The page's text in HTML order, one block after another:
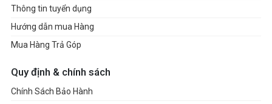
Thông tin tuyển dụng
Hướng dẫn mua Hàng
Mua Hàng Trả Góp
Quy định & chính sách
Chính Sách Bảo Hành